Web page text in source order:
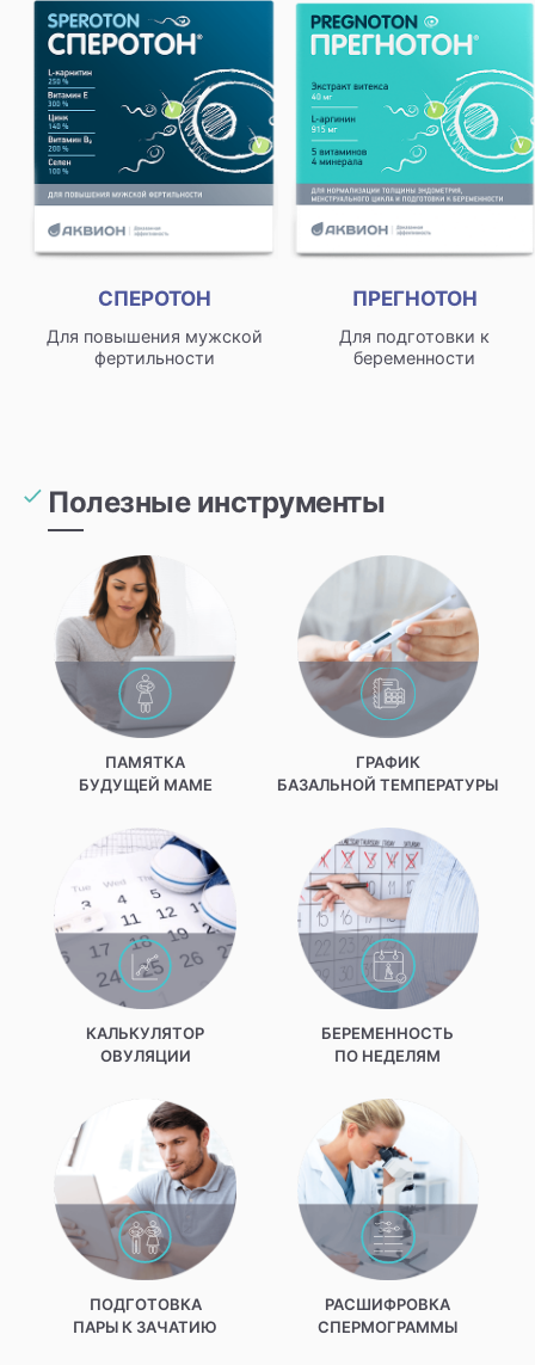
СПЕРОТОН
Для повышения мужской
фертильности
ПРЕГНОТОН
Для подготовки к
беременности
Полезные инструменты
ПАМЯТКА
БУДУЩЕЙ МАМЕ
ГРАФИК
БАЗАЛЬНОЙ ТЕМПЕРАТУРЫ
КАЛЬКУЛЯТОР
ОВУЛЯЦИИ
БЕРЕМЕННОСТЬ
ПО НЕДЕЛЯМ
ПОДГОТОВКА
ПАРЫ К ЗАЧАТИЮ
РАСШИФРОВКА
СПЕРМОГРАММЫ